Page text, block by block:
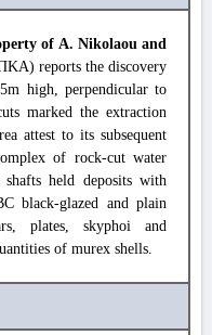
of A. Nikolaou and
reports the discovery
high, perpendicular to
marked the extraction
attest to its subsequent
of rock-cut water
held deposits with
black-glazed and plain
plates, skyphoi and
of murex shells.